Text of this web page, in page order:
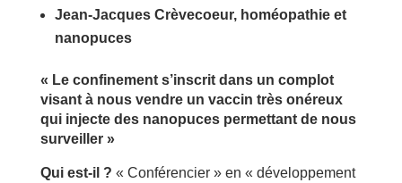
Jean-Jacques Crèvecoeur, homéopathie et
nanopuces
« Le confinement s’inscrit dans un complot
visant à nous vendre un vaccin très onéreux
qui injecte des nanopuces permettant de nous
surveiller »
Qui est-il ? « Conférencier » en « développement